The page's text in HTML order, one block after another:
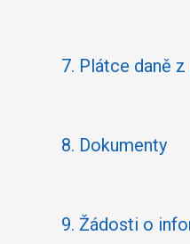
7. Plátce daně
8. Dokumenty
9. Žádosti o